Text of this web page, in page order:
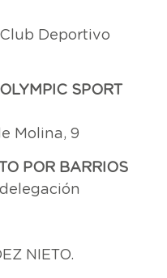
Deportivo
SPORT
Molina, 9
POR BARRIOS
NIETO.